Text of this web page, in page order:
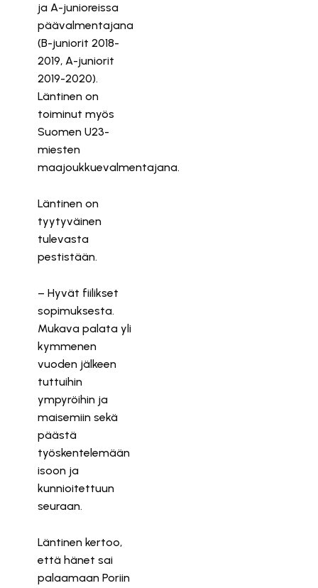
ja A-junioreissa
päävalmentajana
(B-juniorit 2018-
2019, A-juniorit
2019-2020).
Läntinen on
toiminut myös
Suomen U23-
miesten
maajoukkuevalmentajana.
Läntinen on
tyytyväinen
tulevasta
pestistään.
– Hyvät fiilikset
sopimuksesta.
Mukava palata yli
kymmenen
vuoden jälkeen
tuttuihin
ympyröihin ja
maisemiin sekä
päästä
työskentelemään
isoon ja
kunnioitettuun
seuraan.
Läntinen kertoo,
että hänet sai
palaamaan Poriin